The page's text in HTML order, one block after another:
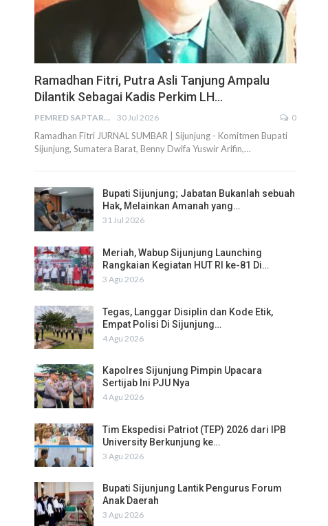
Ramadhan Fitri, Putra Asli Tanjung Ampalu
Dilantik Sebagai Kadis Perkim LH…
PEMRED SAPTARIUS 30 Jul 2026 0
Ramadhan Fitri JURNAL SUMBAR | Sijunjung - Komitmen Bupati
Sijunjung, Sumatera Barat, Benny Dwifa Yuswir Arifin,…
Bupati Sijunjung; Jabatan Bukanlah sebuah
Hak, Melainkan Amanah yang…
31 Jul 2026
Meriah, Wabup Sijunjung Launching
Rangkaian Kegiatan HUT RI ke-81 Di…
3 Agu 2026
Tegas, Langgar Disiplin dan Kode Etik,
Empat Polisi Di Sijunjung…
4 Agu 2026
Kapolres Sijunjung Pimpin Upacara
Sertijab Ini PJU Nya
4 Agu 2026
Tim Ekspedisi Patriot (TEP) 2026 dari IPB
University Berkunjung ke…
3 Agu 2026
Bupati Sijunjung Lantik Pengurus Forum
Anak Daerah
3 Agu 2026